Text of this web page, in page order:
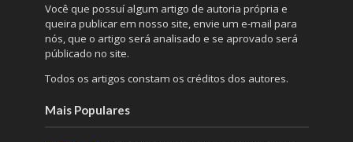
Você que possuí algum artigo de autoria própria e
queira publicar em nosso site, envie um e-mail para
nós, que o artigo será analisado e se aprovado será
públicado no site.
Todos os artigos constam os créditos dos autores.
Mais Populares